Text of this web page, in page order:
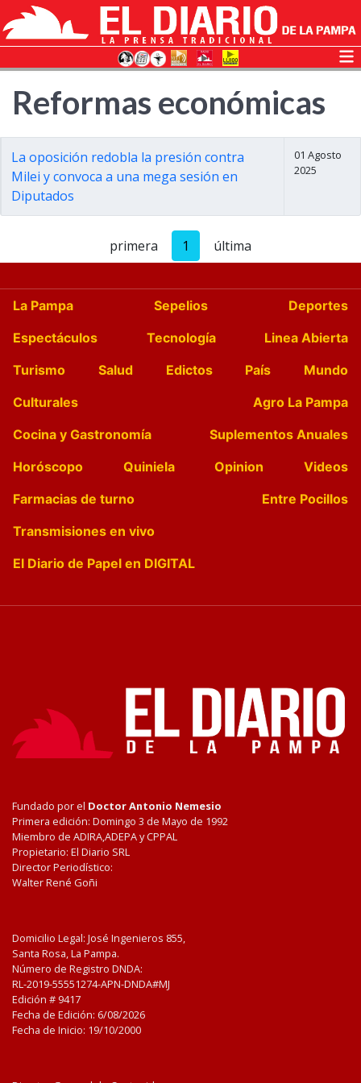
Reformas económicas
La oposición redobla la presión contra
Milei y convoca a una mega sesión en
Diputados
01 Agosto
2025
primera 1 última
La Pampa Sepelios
Deportes
Espectáculos
Tecnología
Linea Abierta
Turismo
Salud Edictos País
Mundo
Culturales
Agro La Pampa
Cocina y Gastronomía
Suplementos Anuales
Horóscopo
Quiniela Opinion
Videos
Farmacias de turno
Entre Pocillos
Transmisiones en vivo
El Diario de Papel en DIGITAL
Fundado por el Doctor Antonio Nemesio
Primera edición: Domingo 3 de Mayo de 1992
Miembro de ADIRA,ADEPA y CPPAL
Propietario: El Diario SRL
Director Periodístico:
Walter René Goñi
Domicilio Legal: José Ingenieros 855,
Santa Rosa, La Pampa.
Número de Registro DNDA:
RL-2019-55551274-APN-DNDA#MJ
Edición # 9417
Fecha de Edición: 6/08/2026
Fecha de Inicio: 19/10/2000